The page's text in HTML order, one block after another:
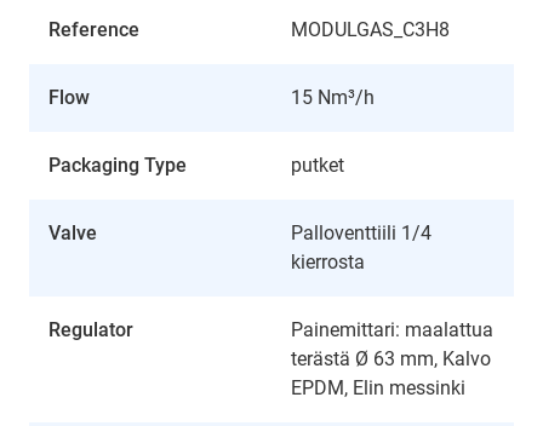
Reference MODULGAS_C3H8
Flow 15 Nm³/h
Packaging Type putket
Valve
Palloventtiili 1/4
kierrosta
Regulator
Painemittari: maalattua
terästä Ø 63 mm, Kalvo
EPDM, Elin messinki